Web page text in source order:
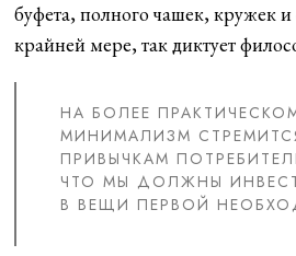
буфета, полного чашек, кружек
крайней мере, так диктует
НА БОЛЕЕ
МИНИМАЛИЗМ
ПРИВЫЧКАМ
ЧТО МЫ ДОЛЖНЫ
В ВЕЩИ ПЕРВОЙ